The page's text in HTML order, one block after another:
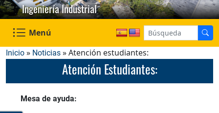
Ingeniería Industrial
Menú
Inicio » Noticias » Atención estudiantes:
Atención Estudiantes:
Mesa de ayuda: